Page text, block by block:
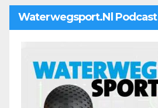
Waterwegsport.nl Podcast